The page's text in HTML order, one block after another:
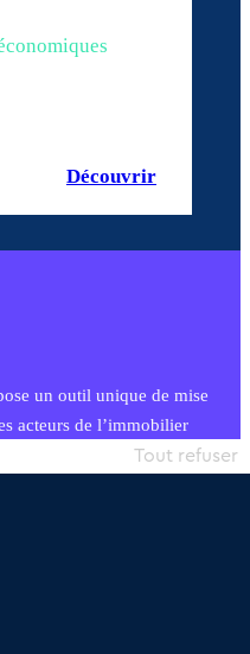
Découvrir
un outil unique de mise
acteurs de l’immobilier
simple et intégrant
Tout refuser